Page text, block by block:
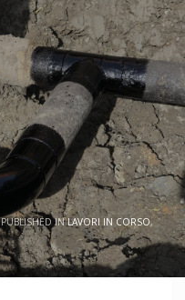
PUBLISHED INLAVORI IN CORSO,